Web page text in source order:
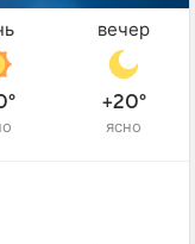
вечер
+20°
ясно